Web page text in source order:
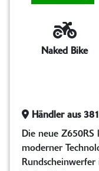
Naked Bike
Händler aus
Die neue
moderner